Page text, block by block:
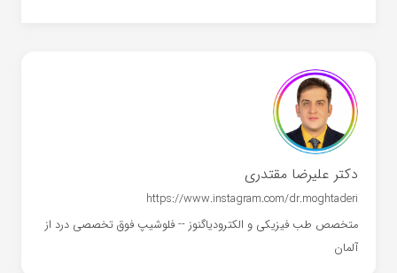
دکتر علیرضا مقتدری
https://www.instagram.com/dr.moghtaderi
متخصص طب فیزیکی و الکترودیاگنوز -- فلوشیپ فوق تخصصی درد از
آلمان